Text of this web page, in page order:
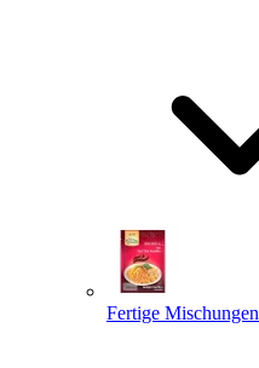
Fertige Mischungen